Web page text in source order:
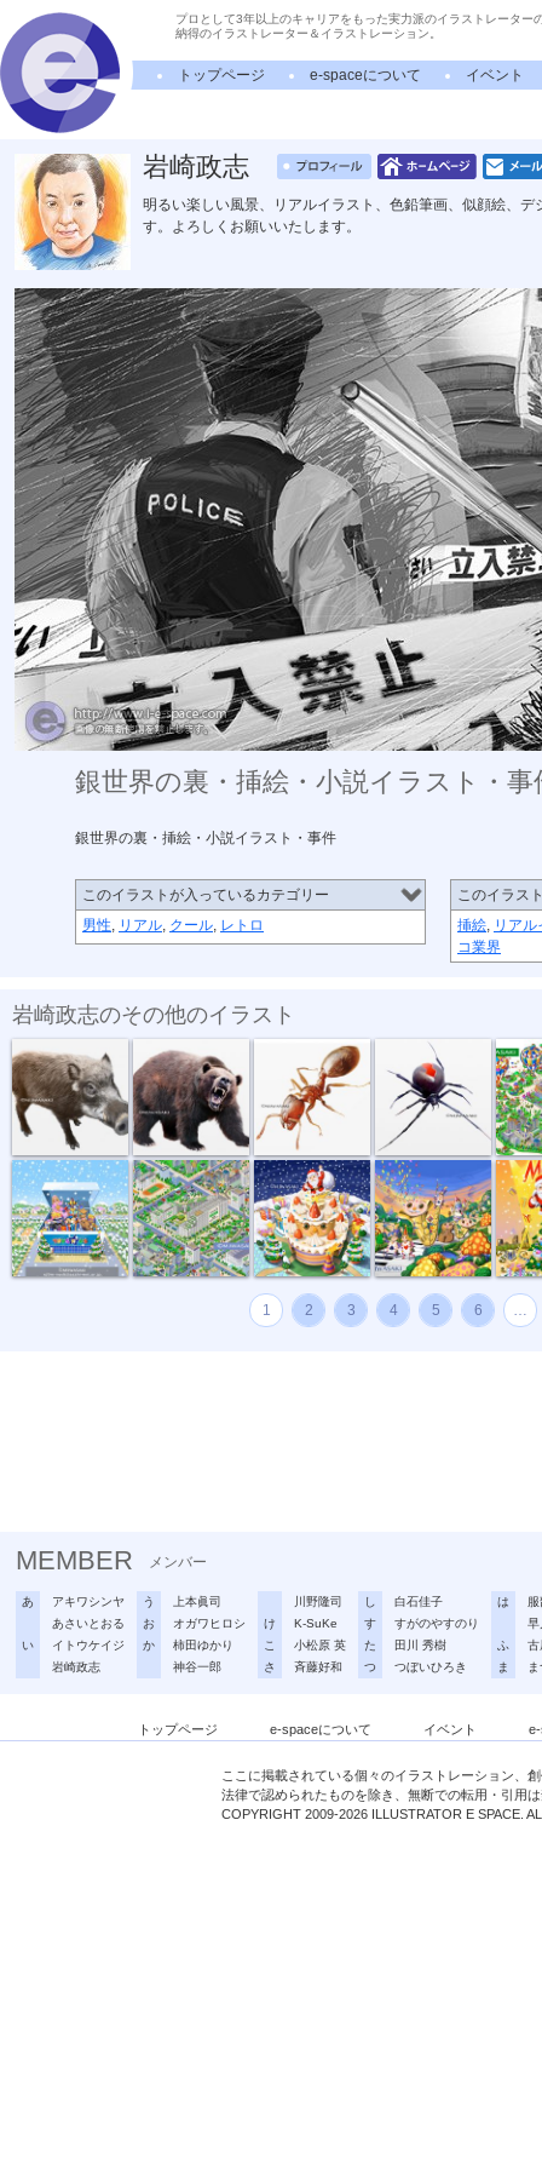
プロとして3年以上のキャリアをもった実力派のイラストレーター
納得のイラストレーター＆イラストレーション。
トップページ e-spaceについて イベント
岩崎政志
明るい楽しい風景、リアルイラスト、色鉛筆画、似顔絵、
す。よろしくお願いいたします。
銀世界の裏・挿絵・小説イラスト・事
銀世界の裏・挿絵・小説イラスト・事件
このイラストが入っているカテゴリー
男性, リアル, クール, レトロ
このイラス
挿絵, リアル
コ業界
岩崎政志のその他のイラスト
危険生物・イ... 危険生物・クマ 危険生物・ヒ...
トイザラスポ... マンション・... サンタとクリ... 音楽会のパレ... メリ
1 2 3 4 5 6 …
MEMBER メンバー
あ
アキワシンヤ
あさいとおる
い
イトウケイジ
岩崎政志
う
上本眞司
お
オガワヒロシ
か
柿田ゆかり
神谷一郎
川野隆司
け
K-SuKe
こ
小松原 英
さ
斉藤好和
し
白石佳子
す
すがのやすのり
た
田川 秀樹
つ
つぼいひろき
は
早
ふ
古
ま
トップページ e-spaceについて イベント
ここに掲載されている個々のイラストレーション、
法律で認められたものを除き、無断での転用・引用
COPYRIGHT 2009-2026 ILLUSTRATOR E SPACE.